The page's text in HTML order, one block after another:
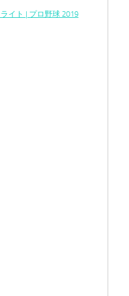
イト | プロ野球 2019